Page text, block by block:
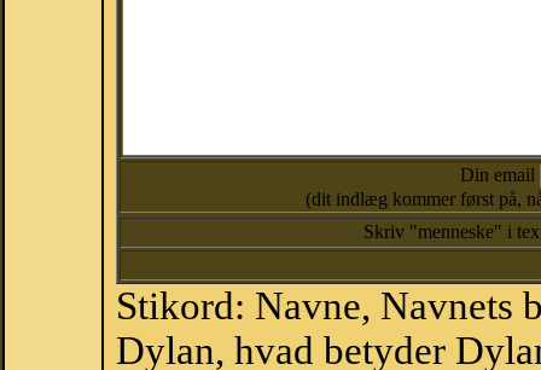
Din email
(dit indlæg kommer først på,
Skriv "menneske" i
Stikord: Navne, Navnets
Dylan, hvad betyder